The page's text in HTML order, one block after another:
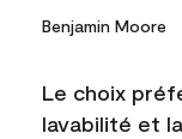
Benjamin Moore
Le choix
lavabilité et